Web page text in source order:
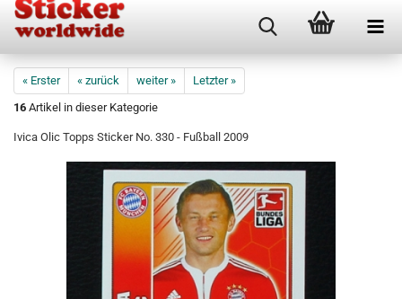
« Erster « zurück weiter »
Letzter »
16 Artikel in dieser Kategorie
Ivica Olic Topps Sticker No. 330 - Fußball 2009